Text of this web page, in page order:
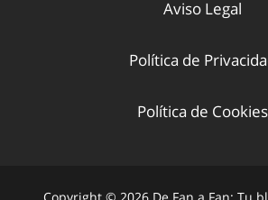
Aviso Legal
Política de
Política de Cookies